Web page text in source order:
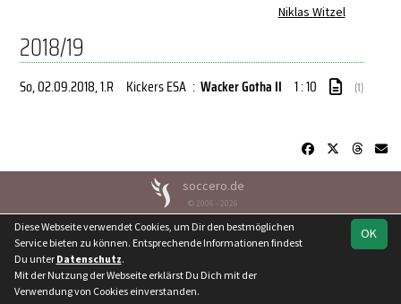
Niklas Witzel
2018/19
So, 02.09.2018, 1.R Kickers ESA : Wacker Gotha II 1 : 10 (1)
soccero.de
© 2006 - 2026
Besucherstatistik Kontakt Geburtstage
Impressum
Datenschutz
OK
Diese Webseite verwendet Cookies, um Dir den bestmöglichen
Service bieten zu können. Entsprechende Informationen findest
Du unter Datenschutz.
Mit der Nutzung der Webseite erklärst Du Dich mit der
Verwendung von Cookies einverstanden.